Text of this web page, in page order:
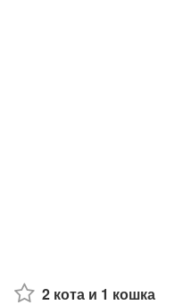
2 кота и 1 кошка